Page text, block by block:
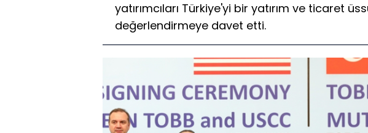
yatırımcıları Türkiye'yi bir yatırım ve ticaret
değerlendirmeye davet etti.